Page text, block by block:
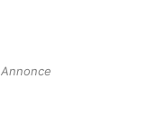
Annonce